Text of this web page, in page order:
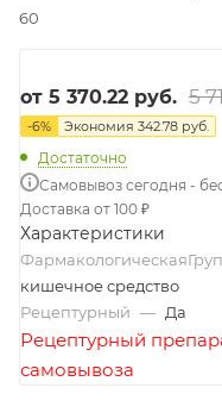
60
от 5 370.22 руб. 5
-6% Экономия 342.78 руб.
Достаточно
Самовывоз сегодня -
Доставка от 100 ₽
Характеристики
кишечное средство
Рецептурный — Да
Рецептурный
самовывоза